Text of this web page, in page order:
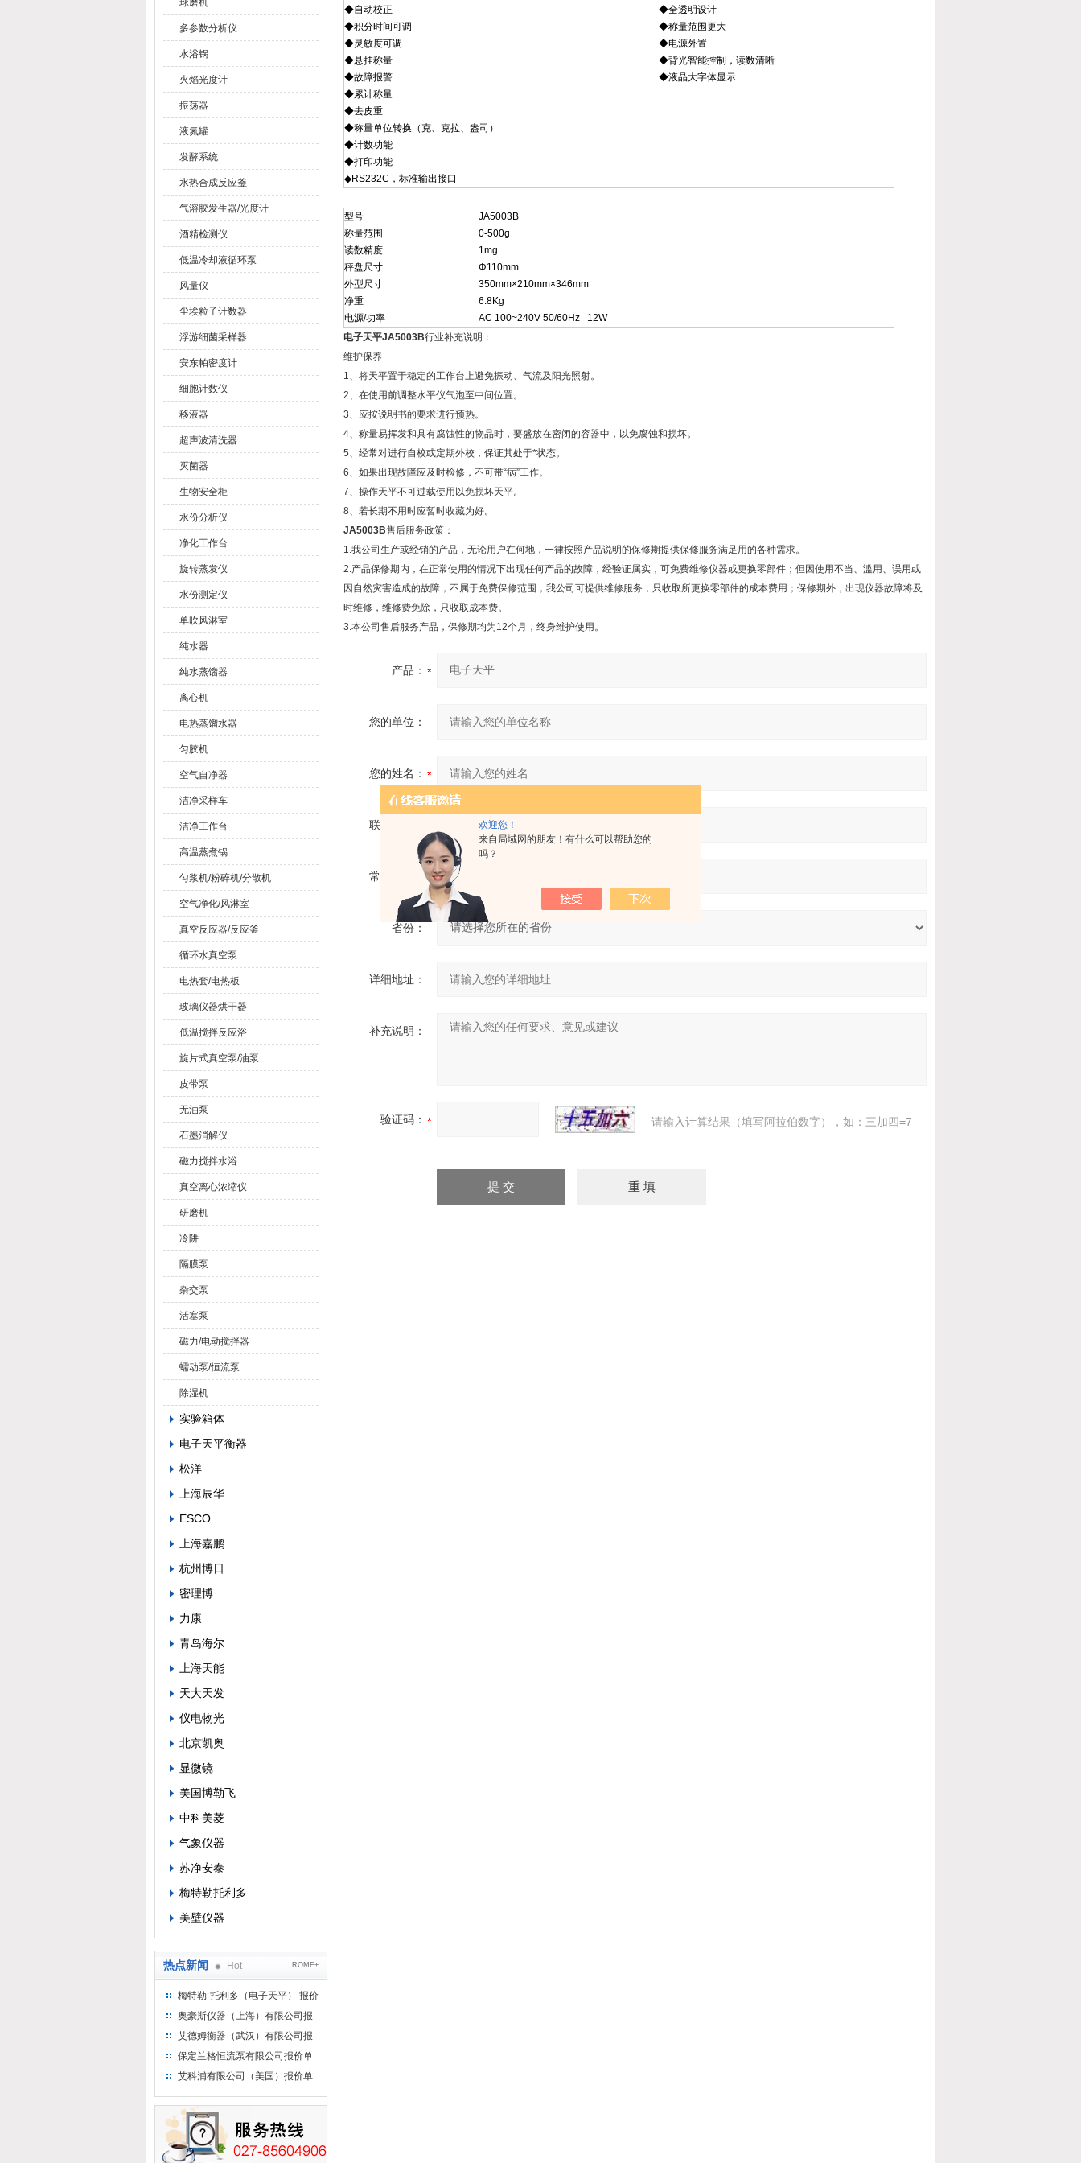
欢迎您！
来自局域网的朋友！有什么可以帮助您的
吗？
球磨机
多参数分析仪
水浴锅
火焰光度计
振荡器
液氮罐
发酵系统
水热合成反应釜
气溶胶发生器/光度计
酒精检测仪
低温冷却液循环泵
风量仪
尘埃粒子计数器
浮游细菌采样器
安东帕密度计
细胞计数仪
移液器
超声波清洗器
灭菌器
生物安全柜
水份分析仪
净化工作台
旋转蒸发仪
水份测定仪
单吹风淋室
纯水器
纯水蒸馏器
离心机
电热蒸馏水器
匀胶机
空气自净器
洁净采样车
洁净工作台
高温蒸煮锅
匀浆机/粉碎机/分散机
空气净化/风淋室
真空反应器/反应釜
循环水真空泵
电热套/电热板
玻璃仪器烘干器
低温搅拌反应浴
旋片式真空泵/油泵
皮带泵
无油泵
石墨消解仪
磁力搅拌水浴
真空离心浓缩仪
研磨机
冷阱
隔膜泵
杂交泵
活塞泵
磁力/电动搅拌器
蠕动泵/恒流泵
除湿机
实验箱体
电子天平衡器
松洋
上海辰华
ESCO
上海嘉鹏
杭州博日
密理博
力康
青岛海尔
上海天能
天大天发
仪电物光
北京凯奥
显微镜
美国博勒飞
中科美菱
气象仪器
苏净安泰
梅特勒托利多
美壁仪器
热点新闻 Hot ROME+
梅特勒-托利多（电子天平） 报价
单
奥豪斯仪器（上海）有限公司报
价单
艾德姆衡器（武汉）有限公司报
价单
保定兰格恒流泵有限公司报价单
艾科浦有限公司（美国）报价单
◆自动校正
◆全透明设计
◆积分时间可调
◆称量范围更大
◆灵敏度可调
◆电源外置
◆悬挂称量
◆背光智能控制，读数清晰
◆故障报警
◆液晶大字体显示
◆累计称量
◆去皮重
◆称量单位转换（克、克拉、盎司）
◆计数功能
◆打印功能
◆RS232C，标准输出接口
型号
JA5003B
称量范围
0-500g
读数精度
1mg
秤盘尺寸
Φ110mm
外型尺寸
350mm×210mm×346mm
净重
6.8Kg
电源/功率
AC 100~240V 50/60Hz 12W
电子天平JA5003B行业补充说明：
维护保养
1、将天平置于稳定的工作台上避免振动、气流及阳光照射。
2、在使用前调整水平仪气泡至中间位置。
3、应按说明书的要求进行预热。
4、称量易挥发和具有腐蚀性的物品时，要盛放在密闭的容器中，以免腐蚀和损坏。
5、经常对进行自校或定期外校，保证其处于*状态。
6、如果出现故障应及时检修，不可带“病”工作。
7、操作天平不可过载使用以免损坏天平。
8、若长期不用时应暂时收藏为好。
JA5003B售后服务政策：
1.我公司生产或经销的产品，无论用户在何地，一律按照产品说明的保修期提供保修服务满足用的各种需求。
2.产品保修期内，在正常使用的情况下出现任何产品的故障，经验证属实，可免费维修仪器或更换零部件；但因使用不当、滥用、误用或
因自然灾害造成的故障，不属于免费保修范围，我公司可提供维修服务，只收取所更换零部件的成本费用；保修期外，出现仪器故障将及
时维修，维修费免除，只收取成本费。
3.本公司售后服务产品，保修期均为12个月，终身维护使用。
产品：
您的单位：
您的姓名：
联系电话：
常用邮箱：
省份：
详细地址：
补充说明：
验证码： 请输入计算结果（填写阿拉伯数字），如：三加四=7